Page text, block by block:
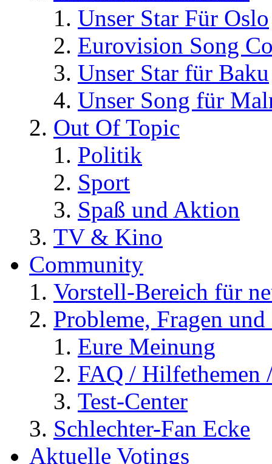
Unser Star Für Oslo
Eurovision Song
Unser Star für Baku
Unser Song für
Out Of Topic
Politik
Sport
Spaß und Aktion
TV & Kino
Community
Vorstell-Bereich für
Probleme, Fragen
Eure Meinung
FAQ / Hilfethemen
Test-Center
Schlechter-Fan Ecke
Aktuelle Votings